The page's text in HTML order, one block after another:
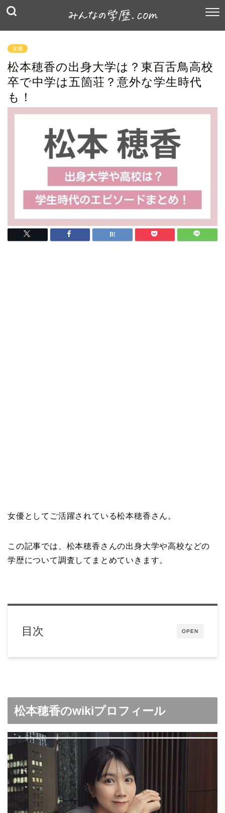
女優
松本穂香の出身大学は？東百舌鳥高校
卒で中学は五箇荘？意外な学生時代
も！
女優としてご活躍されている松本穂香さん。
この記事では、松本穂香さんの出身大学や高校などの
学歴について調査してまとめていきます。
OPEN
目次
松本穂香のwikiプロフィール